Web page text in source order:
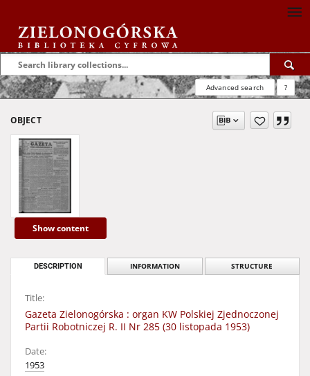
Advanced search ?
OBJECT
Show content
DESCRIPTION INFORMATION STRUCTURE
Title:
Gazeta Zielonogórska : organ KW Polskiej Zjednoczonej
Partii Robotniczej R. II Nr 285 (30 listopada 1953)
Date:
1953